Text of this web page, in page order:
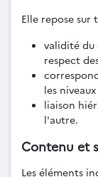
Elle repose sur
validité du
respect
les
liaison
l'autre.
Contenu et
Les éléments